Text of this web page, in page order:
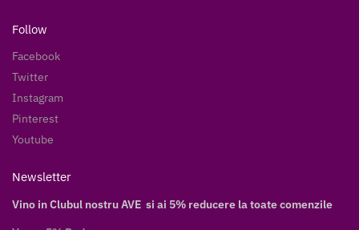
Follow
Facebook
Twitter
Instagram
Pinterest
Youtube
Newsletter
Vino in Clubul nostru AVE si ai 5% reducere la toate comenzile